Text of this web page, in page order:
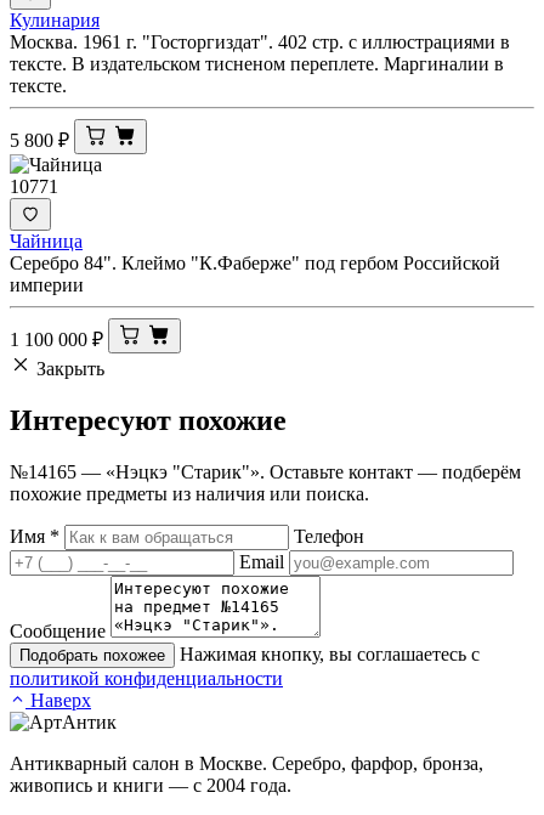
Кулинария
Москва. 1961 г. "Госторгиздат". 402 стр. с иллюстрациями в
тексте. В издательском тисненом переплете. Маргиналии в
тексте.
5 800 ₽
10771
Чайница
Серебро 84". Клеймо "К.Фаберже" под гербом Российской
империи
1 100 000 ₽
Закрыть
Интересуют похожие
№14165 — «Нэцкэ "Старик"». Оставьте контакт — подберём
похожие предметы из наличия или поиска.
Имя *
Телефон
Email
Сообщение
Подобрать похожее
Нажимая кнопку, вы соглашаетесь с
политикой конфиденциальности
Наверх
Антикварный салон в Москве. Серебро, фарфор, бронза,
живопись и книги — с 2004 года.